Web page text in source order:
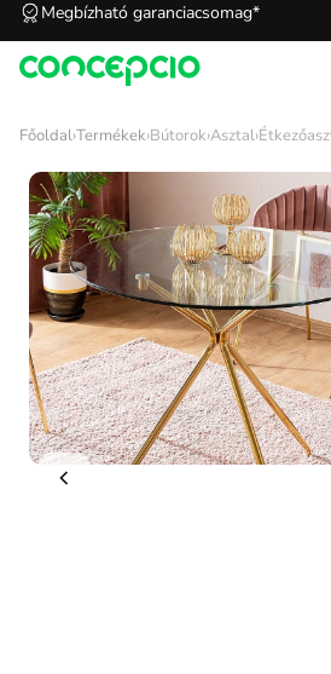
Megbízható garanciacsomag*
Főoldal›Termékek›Bútorok›Asztal›